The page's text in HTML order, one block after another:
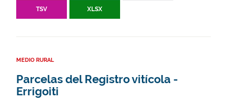
TSV XLSX
MEDIO RURAL
Parcelas del Registro vitícola -
Errigoiti